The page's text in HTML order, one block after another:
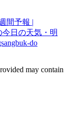
間予報 |
今日の天気・明
do
may contain